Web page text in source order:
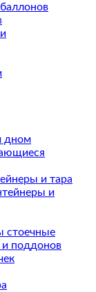
дном
и тара
и
стоечные
поддонов